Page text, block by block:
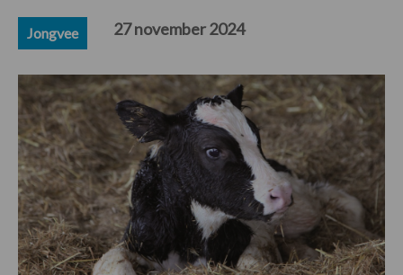
Jongvee 27 november 2024